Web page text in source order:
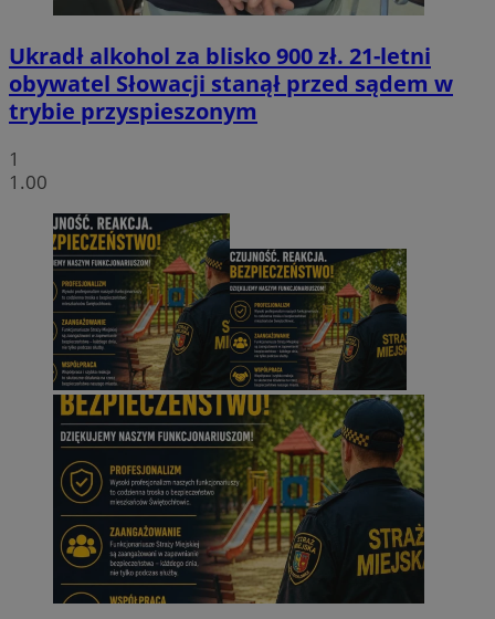
Ukradł alkohol za blisko 900 zł. 21-letni
obywatel Słowacji stanął przed sądem w
trybie przyspieszonym
1
1.00